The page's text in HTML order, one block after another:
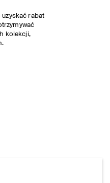
uzyskać rabat
kolekcji,